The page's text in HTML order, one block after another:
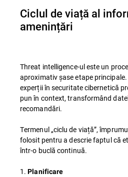
Ciclul de viață al
amenințări
Threat intelligence-ul este un
aproximativ șase etape
experții în securitate cibernetică
pun în context, transformând
recomandări.
Termenul „ciclu de viață”,
folosit pentru a descrie faptul că
într-o buclă continuă.
1.Planificare